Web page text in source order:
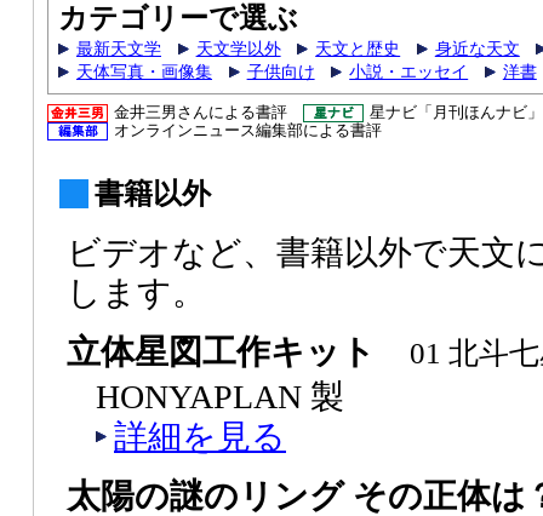
カテゴリーで選ぶ
最新天文学 天文学以外 天文と歴史
身近な天文
天体写真・画像集
子供向け 小説・エッセイ 洋書
金井三男さんによる書評
星ナビ「月刊ほんナビ
オンラインニュース編集部による書評
書籍以外
ビデオなど、書籍以外で天文
します。
立体星図工作キット
01 北斗
HONYAPLAN 製
詳細を見る
太陽の謎のリング その正体は